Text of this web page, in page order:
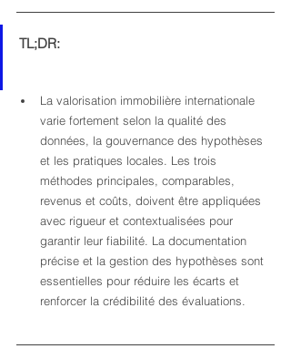
TL;DR:
La valorisation immobilière internationale
varie fortement selon la qualité des
données, la gouvernance des hypothèses
et les pratiques locales. Les trois
méthodes principales, comparables,
revenus et coûts, doivent être appliquées
avec rigueur et contextualisées pour
garantir leur fiabilité. La documentation
précise et la gestion des hypothèses sont
essentielles pour réduire les écarts et
renforcer la crédibilité des évaluations.